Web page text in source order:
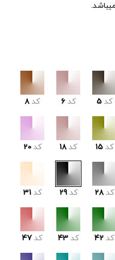
کد 5 کد 6 کد 8
کد 15 کد 18 کد 20
کد 28 کد 29 کد 31
کد 42 کد 43 کد 47